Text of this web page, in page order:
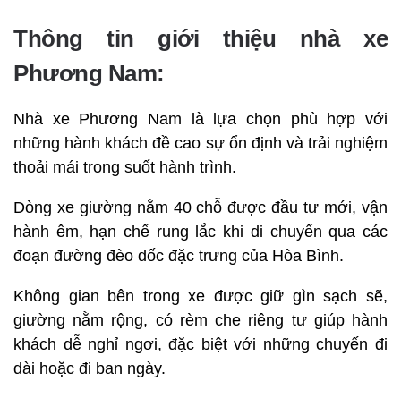
Thông tin giới thiệu nhà xe
Phương Nam:
Nhà xe Phương Nam là lựa chọn phù hợp với
những hành khách đề cao sự ổn định và trải nghiệm
thoải mái trong suốt hành trình.
Dòng xe giường nằm 40 chỗ được đầu tư mới, vận
hành êm, hạn chế rung lắc khi di chuyển qua các
đoạn đường đèo dốc đặc trưng của Hòa Bình.
Không gian bên trong xe được giữ gìn sạch sẽ,
giường nằm rộng, có rèm che riêng tư giúp hành
khách dễ nghỉ ngơi, đặc biệt với những chuyến đi
dài hoặc đi ban ngày.